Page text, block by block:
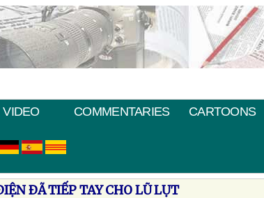
VIDEO COMMENTARIES CARTOONS
ÐÃ TIẾP TAY CHO LŨ LỤT